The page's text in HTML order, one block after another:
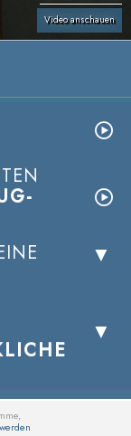
Video anschauen